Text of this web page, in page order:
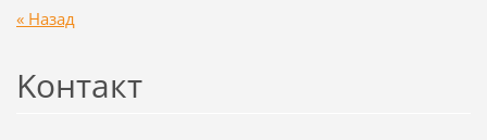
« Назад
Koнтакт